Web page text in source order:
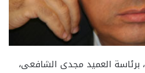
برئاسة العميد مجدى الشافعى،